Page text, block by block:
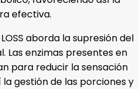
efectiva.
aborda la supresión del
Las enzimas presentes en
para reducir la sensación
gestión de las porciones y